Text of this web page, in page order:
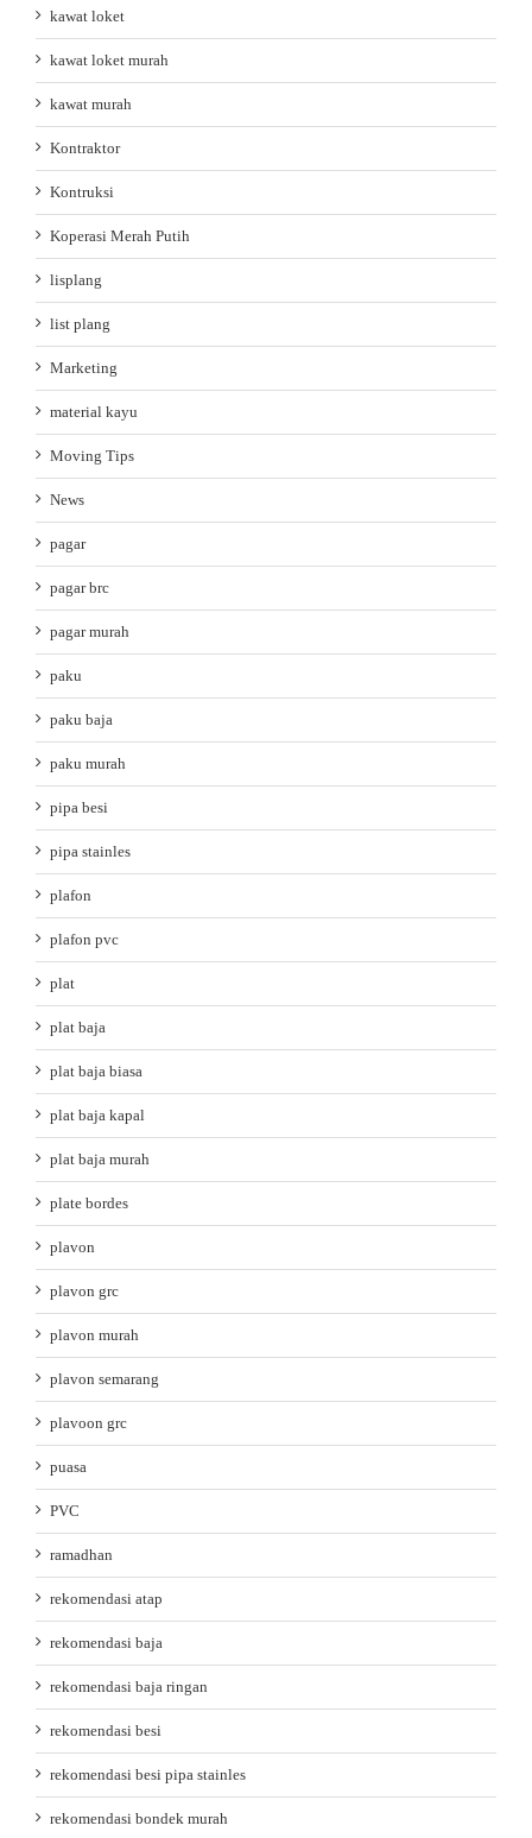
kawat loket
kawat loket murah
kawat murah
Kontraktor
Kontruksi
Koperasi Merah Putih
lisplang
list plang
Marketing
material kayu
Moving Tips
News
pagar
pagar brc
pagar murah
paku
paku baja
paku murah
pipa besi
pipa stainles
plafon
plafon pvc
plat
plat baja
plat baja biasa
plat baja kapal
plat baja murah
plate bordes
plavon
plavon grc
plavon murah
plavon semarang
plavoon grc
puasa
PVC
ramadhan
rekomendasi atap
rekomendasi baja
rekomendasi baja ringan
rekomendasi besi
rekomendasi besi pipa stainles
rekomendasi bondek murah